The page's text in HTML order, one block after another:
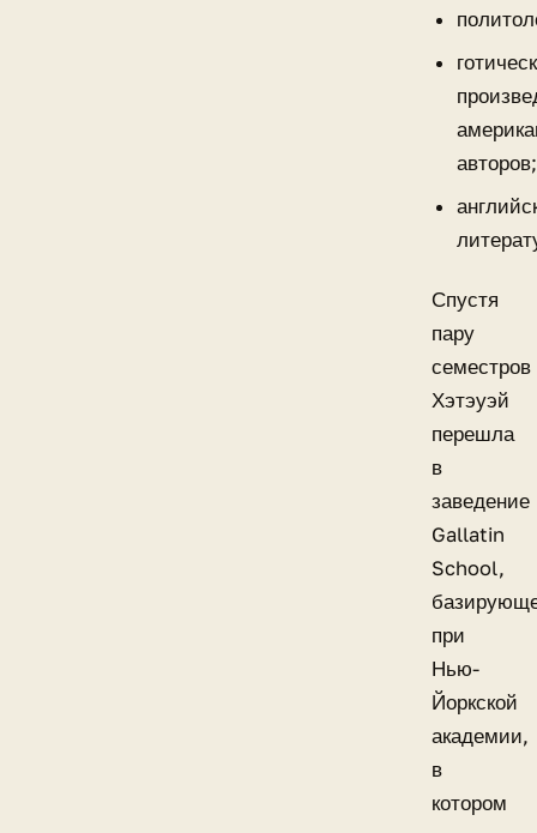
авторов;
Спустя
пару
семестров
Хэтэуэй
перешла
в
заведение
Gallatin
School,
при
Нью-
Йоркской
академии,
в
котором